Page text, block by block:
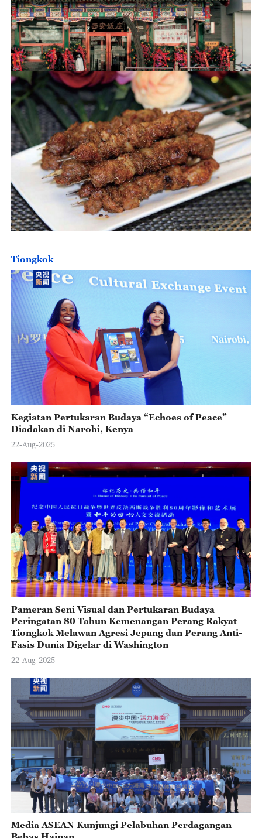
Tiongkok
Kegiatan Pertukaran Budaya “Echoes of Peace”
Diadakan di Narobi, Kenya
22-Aug-2025
Pameran Seni Visual dan Pertukaran Budaya
Peringatan 80 Tahun Kemenangan Perang Rakyat
Tiongkok Melawan Agresi Jepang dan Perang Anti-
Fasis Dunia Digelar di Washington
22-Aug-2025
Media ASEAN Kunjungi Pelabuhan Perdagangan